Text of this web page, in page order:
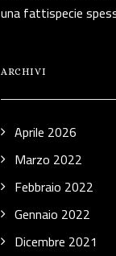
una fattispecie
ARCHIVI
Aprile 2026
Marzo 2022
Febbraio 2022
Gennaio 2022
Dicembre 2021